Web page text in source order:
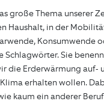
große Thema unserer
Haushalt, in der
Konsumwende
Schlagwörter. Sie
die Erderwärmung auf-
erhalten wollen.
kaum ein anderer